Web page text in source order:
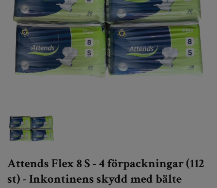
Attends Flex 8 S - 4 förpackningar (112
st) - Inkontinens skydd med bälte